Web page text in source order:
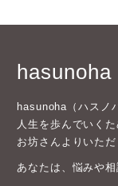
hasunoha
hasunoha（ハスノ
人生を歩んでいく
お坊さんよりいただ
あなたは、悩みや